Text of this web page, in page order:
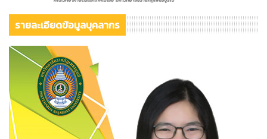
รายละเอียดข้อมูลบุคลากร